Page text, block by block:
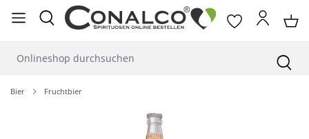
springen
Bier Fruchtbier